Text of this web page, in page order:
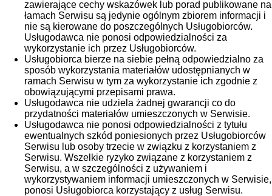
zawierające cechy wskazówek lub porad publikowane na
łamach Serwisu są jedynie ogólnym zbiorem informacji i
nie są kierowane do poszczególnych Usługobiorców.
Usługodawca nie ponosi odpowiedzialności za
wykorzystanie ich przez Usługobiorców.
Usługobiorca bierze na siebie pełną odpowiedzialno za
sposób wykorzystania materiałów udostępnianych w
ramach Serwisu w tym za wykorzystanie ich zgodnie z
obowiązującymi przepisami prawa.
Usługodawca nie udziela żadnej gwarancji co do
przydatności materiałów umieszczonych w Serwisie.
Usługodawca nie ponosi odpowiedzialności z tytułu
ewentualnych szkód poniesionych przez Usługobiorców
Serwisu lub osoby trzecie w związku z korzystaniem z
Serwisu. Wszelkie ryzyko związane z korzystaniem z
Serwisu, a w szczególności z używaniem i
wykorzystywaniem informacji umieszczonych w Serwisie,
ponosi Usługobiorca korzystający z usług Serwisu.